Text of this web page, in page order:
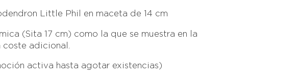
Little Phil en maceta de 14 cm
(Sita 17 cm) como la que se muestra en la
coste adicional.
activa hasta agotar existencias)